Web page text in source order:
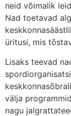
neid võimalik
Nad toetavad
üritusi, mis
Lisaks teevad
välja
nagu